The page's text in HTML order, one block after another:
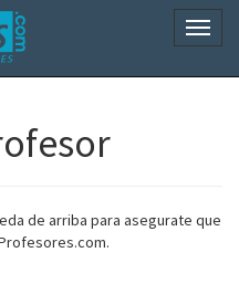
de arriba para asegurate que